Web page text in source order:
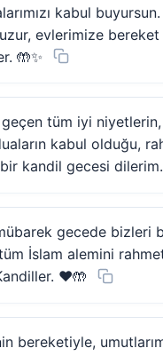
kabul buyursun.
evlerimize bereket
🤲✨
tüm iyi
kabul olduğu,
kandil gecesi
gecede bizleri
İslam alemini
❤️🤲
bereketiyle,